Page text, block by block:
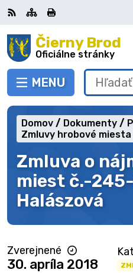
Preskočiť
na
obsah Čierny Brod
Oficiálne stránky
PREPNÚŤ
MENU
RSS MapaTlačiť
Hľadať:
Zmluva o
miest č.-
Halászová
Domov Dokumenty
Zmluvy hrobové miesta
Zverejnené
30. apríla 2018